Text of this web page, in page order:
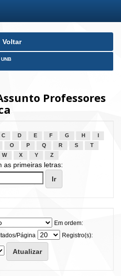
Voltar
Professores
C D E F G H
O P Q R S
T
W X Y Z
as primeiras letras:
Em ordem:
Página
Registro(s):